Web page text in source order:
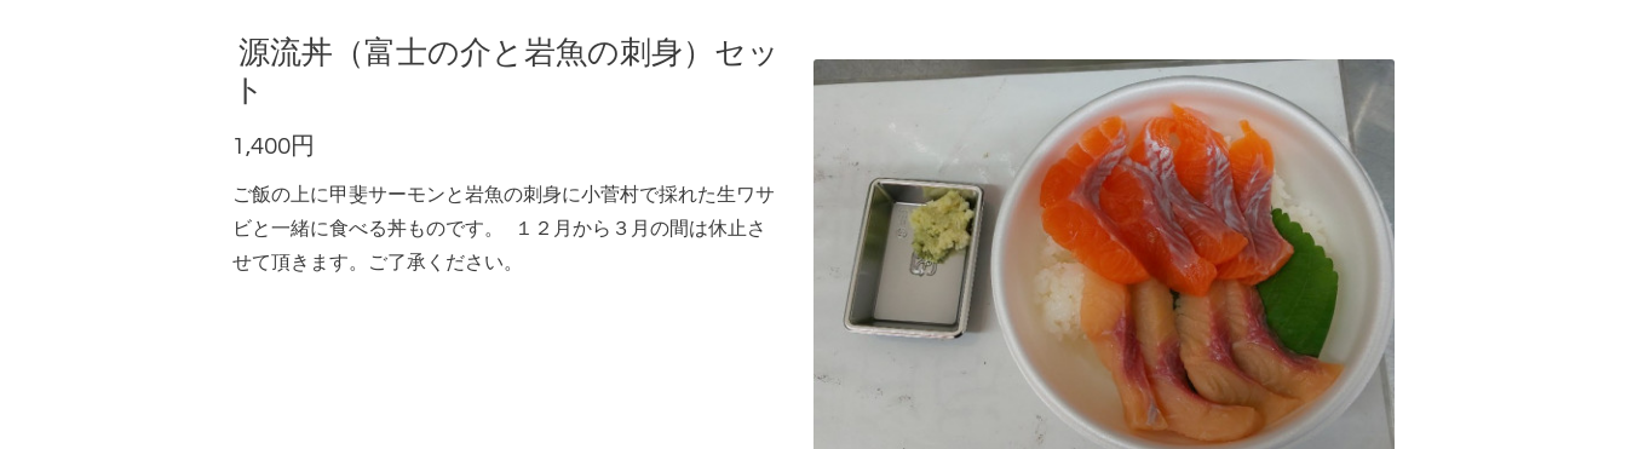
源流丼（富士の介と岩魚の刺身）セッ
ト
1,400円
ご飯の上に甲斐サーモンと岩魚の刺身に小菅村で採れた生ワサ
ビと一緒に食べる丼ものです。 １２月から３月の間は休止さ
せて頂きます。ご了承ください。